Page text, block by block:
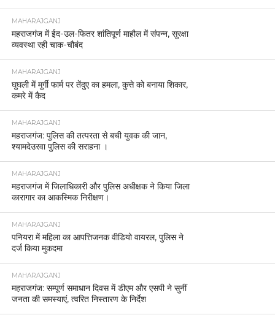
MAHARAJGANJ
महराजगंज में ईद-उल-फितर शांतिपूर्ण माहौल में संपन्न, सुरक्षा
व्यवस्था रही चाक-चौबंद
MAHARAJGANJ
घुघली में मुर्गी फार्म पर तेंदुए का हमला, कुत्ते को बनाया शिकार,
कमरे में कैद
MAHARAJGANJ
महराजगंज: पुलिस की तत्परता से बची युवक की जान,
श्यामदेउरवा पुलिस की सराहना ।
MAHARAJGANJ
महराजगंज में जिलाधिकारी और पुलिस अधीक्षक ने किया जिला
कारागार का आकस्मिक निरीक्षण।
MAHARAJGANJ
पनियरा में महिला का आपत्तिजनक वीडियो वायरल, पुलिस ने
दर्ज किया मुकदमा
MAHARAJGANJ
महराजगंज: सम्पूर्ण समाधान दिवस में डीएम और एसपी ने सुनीं
जनता की समस्याएं, त्वरित निस्तारण के निर्देश